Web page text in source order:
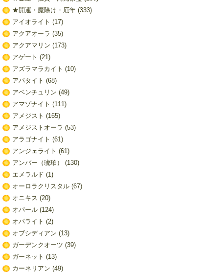
★開運・魔除け・厄年(333)
アイオライト (17)
アクアオーラ (35)
アクアマリン (173)
アゲート (21)
アズラマラカイト (10)
アパタイト (68)
アベンチュリン (49)
アマゾナイト (111)
アメジスト (165)
アメジストオーラ (53)
アラゴナイト (61)
アンジェライト (61)
アンバー（琥珀）
(130)
エメラルド (1)
オーロラクリスタル(67)
オニキス (20)
オパール(124)
オパライト (2)
オブシディアン (13)
ガーデンクオーツ (39)
ガーネット (13)
カーネリアン (49)